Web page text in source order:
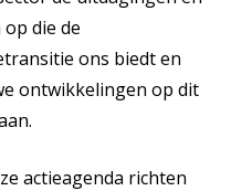
die de
ons biedt en
ontwikkelingen op dit
actieagenda richten